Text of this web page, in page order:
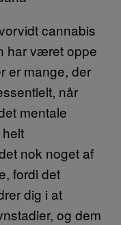
cannabis
har været oppe
er mange, der
når
mentale
nok noget af
fordi det
dig i at
og dem